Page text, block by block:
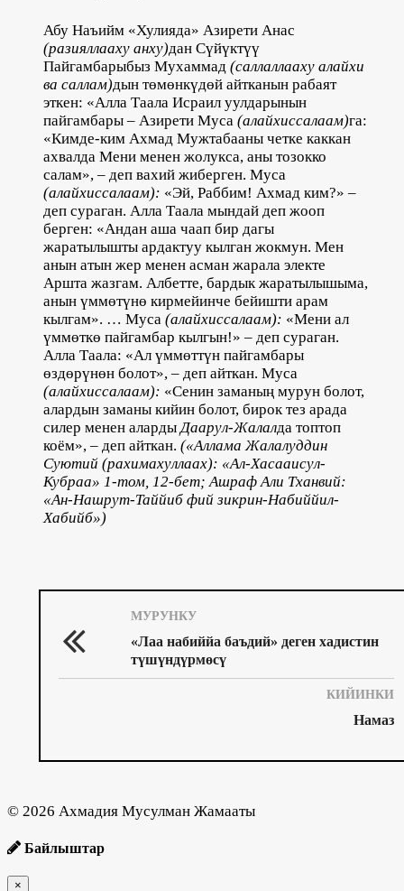
Абу Наъийм «Хулияда» Азирети Анас
(разияллааху анху)дан Сүйүктүү
Пайгамбарыбыз Мухаммад (саллаллааху алайхи
ва саллам)дын төмөнкүдөй айтканын рабаят
эткен: «Алла Таала Исраил уулдарынын
пайгамбары – Азирети Муса (алайхиссалаам)га:
«Кимде-ким Ахмад Мужтабааны четке каккан
ахвалда Мени менен жолукса, аны тозокко
салам», – деп вахий жиберген. Муса
(алайхиссалаам): «Эй, Раббим! Ахмад ким?» –
деп сураган. Алла Таала мындай деп жооп
берген: «Андан аша чаап бир дагы
жаратылышты ардактуу кылган жокмун. Мен
анын атын жер менен асман жарала электе
Аршта жазгам. Албетте, бардык жаратылышыма,
анын үммөтүнө кирмейинче бейишти арам
кылгам». … Муса (алайхиссалаам): «Мени ал
үммөткө пайгамбар кылгын!» – деп сураган.
Алла Таала: «Ал үммөттүн пайгамбары
өздөрүнөн болот», – деп айткан. Муса
(алайхиссалаам): «Сенин заманың мурун болот,
алардын заманы кийин болот, бирок тез арада
силер менен аларды Даарул-Жалалда топтоп
коём», – деп айткан. («Аллама Жалалуддин
Суютий (рахимахуллаах): «Ал-Хасааисул-
Кубраа» 1-том, 12-бет; Ашраф Али Тханвий:
«Ан-Нашрут-Таййиб фий зикрин-Набиййил-
Хабийб»)
МУРУНКУ
«Лаа набиййа баъдий» деген хадистин
түшүндүрмөсү
КИЙИНКИ
Намаз
© 2026 Ахмадия Мусулман Жамааты
Байлыштар
×